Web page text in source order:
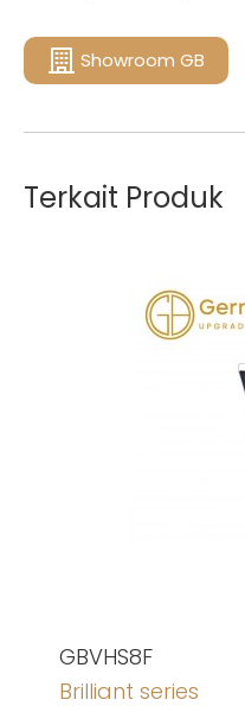
Showroom GB
Terkait Produk
GBVHS8F
Brilliant series